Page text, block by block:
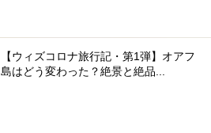
【ウィズコロナ旅行記・第1弾】オアフ
島はどう変わった？絶景と絶品...